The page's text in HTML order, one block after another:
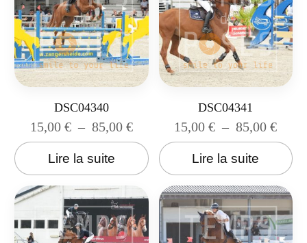
DSC04340
15,00 € – 85,00 €
Lire la suite
DSC04341
15,00€ – 85,00€
Lire la suite